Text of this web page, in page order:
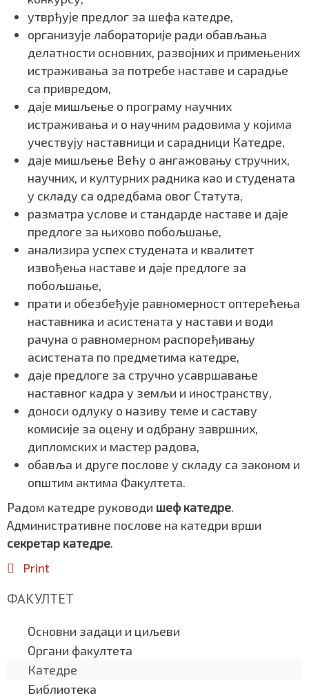
утврђује предлог за шефа катедре,
организује лабораторије ради обављања
делатности основних, развојних и примењених
истраживања за потребе наставе и сарадње
са привредом,
даје мишљење о програму научних
истраживања и о научним радовима у којима
учествују наставници и сарадници Катедре,
даје мишљење Већу о ангажовању стручних,
научних, и културних радника као и студената
у складу са одредбама овог Статута,
разматра услове и стандарде наставе и даје
предлоге за њихово побољшање,
анализира успех студената и квалитет
извођења наставе и даје предлоге за
побољшање,
прати и обезбеђује равномерност оптерећења
наставника и асистената у настави и води
рачуна о равномерном распоређивању
асистената по предметима катедре,
даје предлоге за стручно усавршавање
наставног кадра у земљи и иностранству,
доноси одлуку о називу теме и саставу
комисије за оцену и одбрану завршних,
дипломских и мастер радова,
обавља и друге послове у складу са законом и
општим актима Факултета.
Радом катедре руководи шеф катедре.
Административне послове на катедри врши
секретар катедре.
Print
ФАКУЛТЕТ
Основни задаци и циљеви
Органи факултета
Катедре
Библиотека